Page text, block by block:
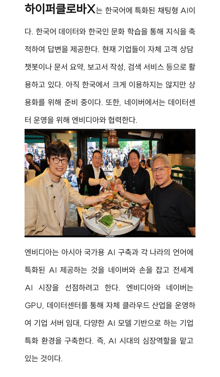
하이퍼클로바X는 한국어에 특화된 채팅형 AI이
다. 한국어 데이터와 한국인 문화 학습을 통해 지식을 축
적하여 답변을 제공한다. 현재 기업들이 자체 고객 상담
챗봇이나 문서 요약, 보고서 작성, 검색 서비스 등으로 활
용하고 있다. 아직 한국에서 크게 이용하지는 않지만 상
용화를 위해 준비 중이다. 또한, 네이버에서는 데이터센
터 운영을 위해 엔비디아와 협력한다.
엔비디아는 아시아 국가용 AI 구축과 각 나라의 언어에
특화된 AI 제공하는 것을 네이버와 손을 잡고 전세계
AI 시장을 선점하려고 한다. 엔비디아와 네이버는
GPU, 데이터센터를 통해 자체 클라우드 산업을 운영하
여 기업 서버 임대, 다양한 AI 모델 기반으로 하는 기업
특화 환경을 구축한다. 즉, AI 시대의 심장역할을 맡고
있는 것이다.